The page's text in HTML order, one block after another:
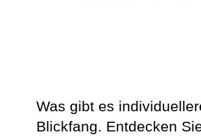
Was gibt es
Blickfang. Entdecken